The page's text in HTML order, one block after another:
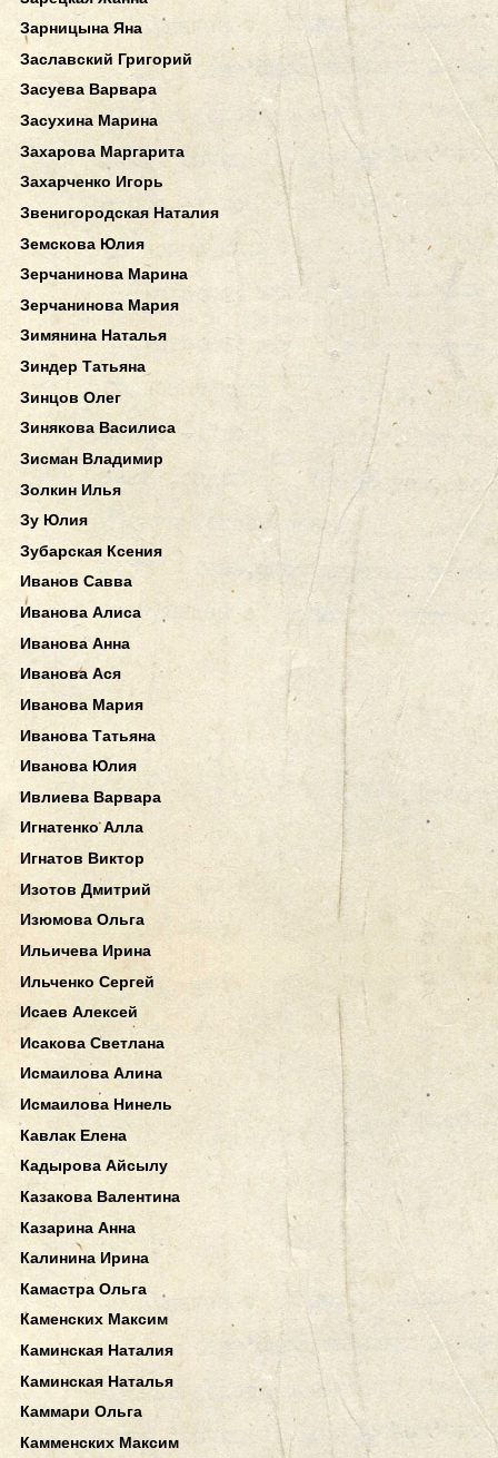
Зарницына Яна
Заславский Григорий
Засуева Варвара
Засухина Марина
Захарова Маргарита
Захарченко Игорь
Звенигородская Наталия
Земскова Юлия
Зерчанинова Марина
Зерчанинова Мария
Зимянина Наталья
Зиндер Татьяна
Зинцов Олег
Зинякова Василиса
Зисман Владимир
Золкин Илья
Зу Юлия
Зубарская Ксения
Иванов Савва
Иванова Алиса
Иванова Анна
Иванова Ася
Иванова Мария
Иванова Татьяна
Иванова Юлия
Ивлиева Варвара
Игнатенко Алла
Игнатов Виктор
Изотов Дмитрий
Изюмова Ольга
Ильичева Ирина
Ильченко Сергей
Исаев Алексей
Исакова Светлана
Исмаилова Алина
Исмаилова Нинель
Кавлак Елена
Кадырова Айсылу
Казакова Валентина
Казарина Анна
Калинина Ирина
Камастра Ольга
Каменских Максим
Каминская Наталия
Каминская Наталья
Каммари Ольга
Камменских Максим